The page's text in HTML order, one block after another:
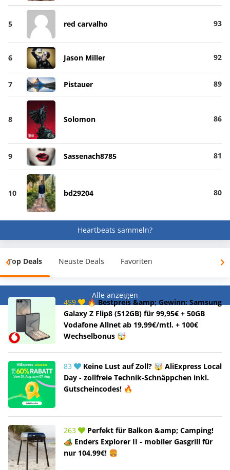
5 red carvalho 93
6 Jason Miller 92
7 Pistauer 89
8 Solomon 86
9 Sassenach8785 81
10 bd29204 80
Heartbeats sammeln?
Top Deals Neuste Deals Favoriten
Alle anzeigen
459
🔥 Bestpreis &amp; Gewinn: Samsung
Galaxy Z Flip8 (512GB) für 99,95€ + 50GB
Vodafone Allnet ab 19,99€/mtl. + 100€
Wechselbonus 🤯
83
Keine Lust auf Zoll? 🤯 AliExpress Local
Day - zollfreie Technik-Schnäppchen inkl.
Gutscheincodes! 🔥
263
Perfekt für Balkon &amp; Camping!
🏕️ Enders Explorer II - mobiler Gasgrill für
nur 104,99€! 🍔